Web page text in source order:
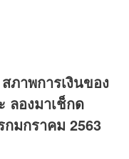
ภาพการเงินของ
ลองมาเช็กด
กมกราคม 2563